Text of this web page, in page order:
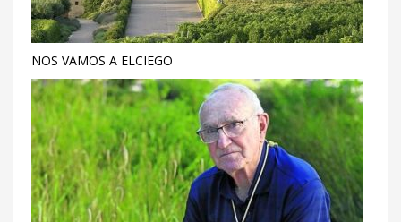
NOS VAMOS A ELCIEGO